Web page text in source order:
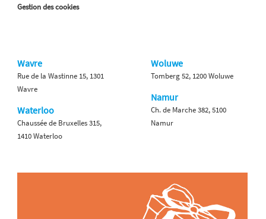
Gestion des cookies
Wavre
Rue de la Wastinne 15, 1301
Wavre
Waterloo
Chaussée de Bruxelles 315,
1410 Waterloo
Woluwe
Tomberg 52, 1200 Woluwe
Namur
Ch. de Marche 382, 5100
Namur